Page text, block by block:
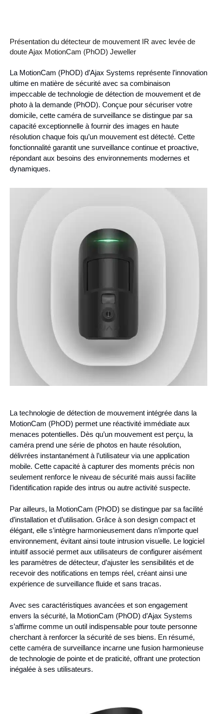
Présentation du détecteur de mouvement IR avec levée de
doute Ajax MotionCam (PhOD) Jeweller
La MotionCam (PhOD) d’Ajax Systems représente l’innovation
ultime en matière de sécurité avec sa combinaison
impeccable de technologie de détection de mouvement et de
photo à la demande (PhOD). Conçue pour sécuriser votre
domicile, cette caméra de surveillance se distingue par sa
capacité exceptionnelle à fournir des images en haute
résolution chaque fois qu’un mouvement est détecté. Cette
fonctionnalité garantit une surveillance continue et proactive,
répondant aux besoins des environnements modernes et
dynamiques.
La technologie de détection de mouvement intégrée dans la
MotionCam (PhOD) permet une réactivité immédiate aux
menaces potentielles. Dès qu’un mouvement est perçu, la
caméra prend une série de photos en haute résolution,
délivrées instantanément à l’utilisateur via une application
mobile. Cette capacité à capturer des moments précis non
seulement renforce le niveau de sécurité mais aussi facilite
l’identification rapide des intrus ou autre activité suspecte.
Par ailleurs, la MotionCam (PhOD) se distingue par sa facilité
d’installation et d’utilisation. Grâce à son design compact et
élégant, elle s’intègre harmonieusement dans n’importe quel
environnement, évitant ainsi toute intrusion visuelle. Le logiciel
intuitif associé permet aux utilisateurs de configurer aisément
les paramètres de détecteur, d’ajuster les sensibilités et de
recevoir des notifications en temps réel, créant ainsi une
expérience de surveillance fluide et sans tracas.
Avec ses caractéristiques avancées et son engagement
envers la sécurité, la MotionCam (PhOD) d’Ajax Systems
s’affirme comme un outil indispensable pour toute personne
cherchant à renforcer la sécurité de ses biens. En résumé,
cette caméra de surveillance incarne une fusion harmonieuse
de technologie de pointe et de praticité, offrant une protection
inégalée à ses utilisateurs.